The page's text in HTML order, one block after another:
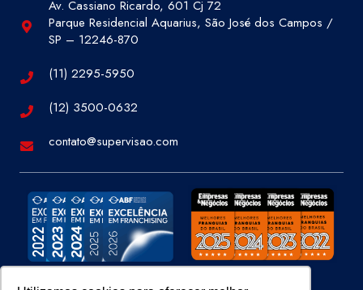
Av. Cassiano Ricardo, 601 Cj 72
Parque Residencial Aquarius, São José dos Campos /
SP – 12246-870
(11) 2295-5950
(12) 3500-0632
contato@supervisao.com